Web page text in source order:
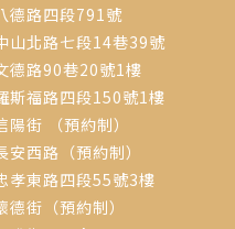
德路四段791號
山北路七段14巷39號
德路90巷20號1樓
斯福路四段150號1樓
街 （預約制）
西路（預約制）
孝東路四段55號3樓
街（預約制）